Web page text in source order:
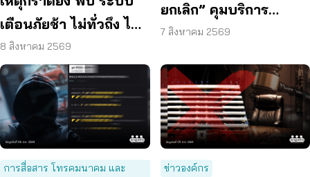
เตือนภัยช้า ไม่ทั่วถึง ไม่
ชัดเจน
8 สิงหาคม 2569
ยกเลิก” คุมบริการ
ออนไลน์ ต่ออายุสมาชิก
7 สิงหาคม 2569
การสื่อสาร โทรคมนาคม และ
ข่าวองค์กร